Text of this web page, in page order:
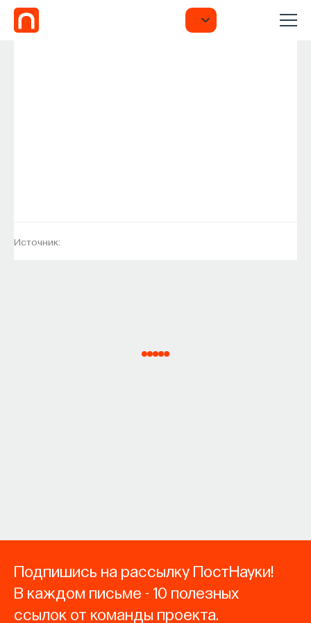
Источник:
Подпишись на рассылку ПостНауки!
В каждом письме - 10 полезных
ссылок от команды проекта.